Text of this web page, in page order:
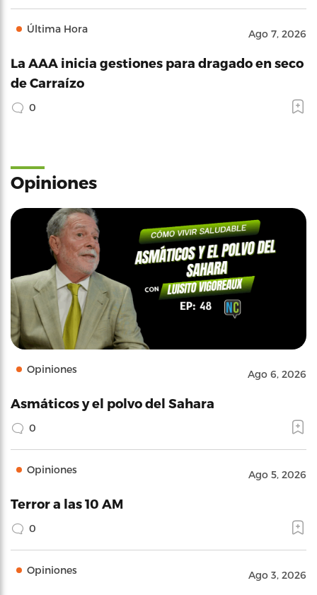
Última Hora Ago 7, 2026
La AAA inicia gestiones para dragado en seco
de Carraízo
0
Opiniones
Opiniones Ago 6, 2026
Asmáticos y el polvo del Sahara
0
Opiniones Ago 5, 2026
Terror a las 10 AM
0
Opiniones Ago 3, 2026